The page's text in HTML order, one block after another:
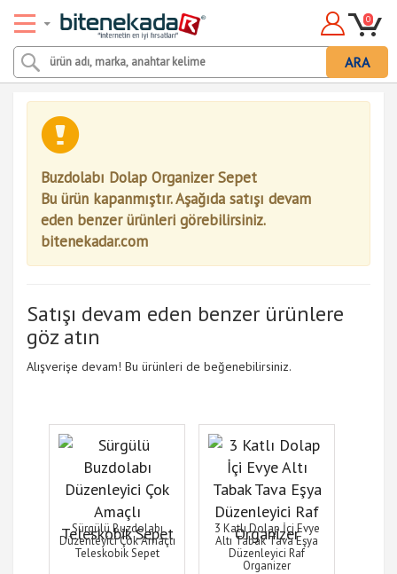
ARA
0
Buzdolabı Dolap Organizer Sepet
Bu ürün kapanmıştır. Aşağıda satışı devam
eden benzer ürünleri görebilirsiniz.
bitenekadar.com
Satışı devam eden benzer ürünlere
göz atın
Alışverişe devam! Bu ürünleri de beğenebilirsiniz.
Sürgülü Buzdolabı
Düzenleyici Çok Amaçlı
Teleskobik Sepet
3 Katlı Dolap İçi Evye
Altı Tabak Tava Eşya
Düzenleyici Raf
Organizer